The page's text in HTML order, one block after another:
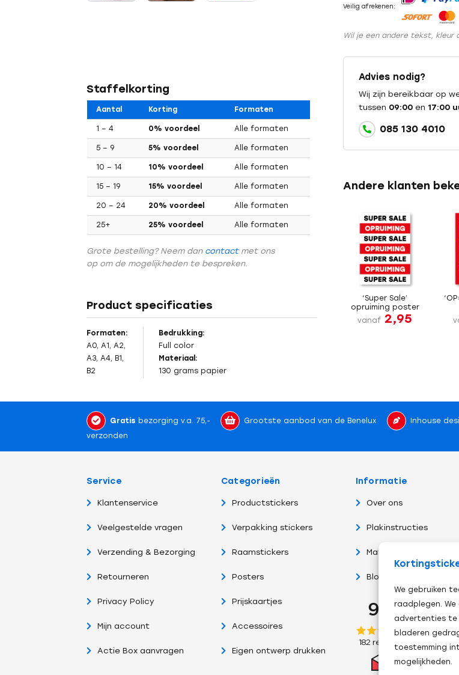
We gebruiken
raadplegen.
advertenties te
bladeren
toestemming
mogelijkheden.
Veilig afrekenen:
Wil je een andere tekst,
Staffelkorting
Aantal Korting Formaten
1 – 4 0% voordeel Alle formaten
5 – 9 5% voordeel Alle formaten
10 – 14 10% voordeel Alle formaten
15 – 19 15% voordeel Alle formaten
20 – 24 20% voordeel Alle formaten
25+ 25% voordeel Alle formaten
Grote bestelling? Neem dan contactmet ons
op om de mogelijkheden te bespreken.
Product specificaties
Formaten:
A0, A1, A2,
A3, A4, B1,
B2
Bedrukking:
Full color
Materiaal:
130 grams papier
Advies nodig?
Wij zijn bereikbaar op
tussen 09:00en 17:00
085 130 4010
Andere klanten
‘Super Sale’
opruiming poster
vanaf 2,95
Gratis bezorging v.a. 75,- Grootste aanbod van de Benelux Inhouse
verzonden
Service
Klantenservice
Veelgestelde vragen
Verzending & Bezorging
Retourneren
Privacy Policy
Mijn account
Actie Box aanvragen
Categorieën
Productstickers
Verpakking stickers
Raamstickers
Posters
Prijskaartjes
Accessoires
Eigen ontwerp drukken
Informatie
Over ons
Plakinstructies
Materiaalsoorten
Blog